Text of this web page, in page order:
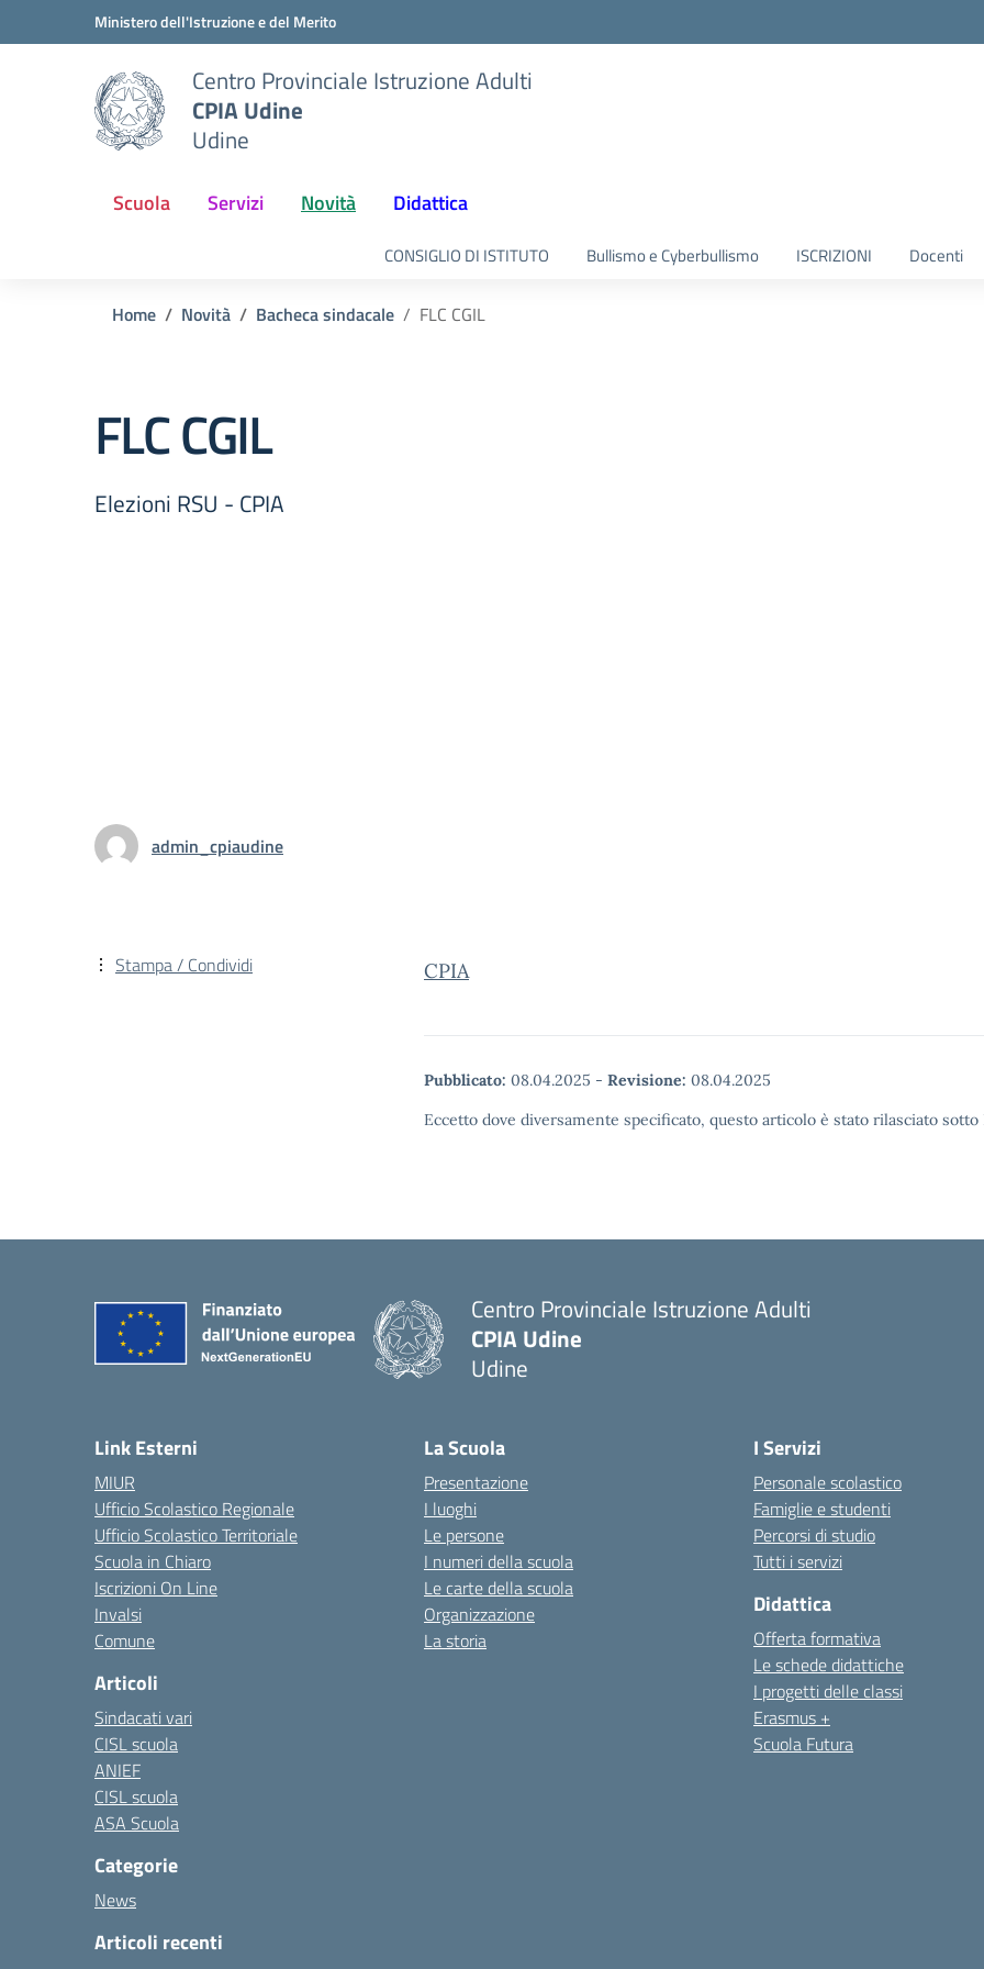
Vai ai contenuti
Vai al menu di navigazioneMinistero dell'Istruzione e del Merito
Centro Provinciale Istruzione Adulti
CPIA Udine
Udine
Scuola Servizi Novità Didattica
CONSIGLIO DI ISTITUTO Bullismo e Cyberbullismo ISCRIZIONI Docenti
Home Novità Bacheca sindacale FLC CGIL
FLC CGIL
Elezioni RSU - CPIA
admin_cpiaudine
CPIA
Pubblicato: 08.04.2025 - Revisione: 08.04.2025
Eccetto dove diversamente specificato, questo articolo è stato rilasciato
Stampa / Condividi
Centro Provinciale Istruzione Adulti
CPIA Udine
Udine
Link Esterni
MIUR
Ufficio Scolastico Regionale
Ufficio Scolastico Territoriale
Scuola in Chiaro
Iscrizioni On Line
Invalsi
Comune
Articoli
Sindacati vari
CISL scuola
ANIEF
CISL scuola
ASA Scuola
Categorie
News
Articoli recenti
La Scuola
Presentazione
I luoghi
Le persone
I numeri della scuola
Le carte della scuola
Organizzazione
La storia
I Servizi
Personale scolastico
Famiglie e studenti
Percorsi di studio
Tutti i servizi
Didattica
Offerta formativa
Le schede didattiche
I progetti delle classi
Erasmus +
Scuola Futura